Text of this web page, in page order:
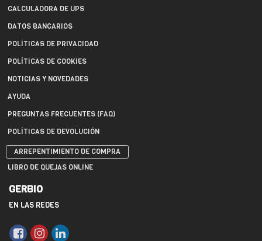
CALCULADORA DE UPS
DATOS BANCARIOS
POLÍTICAS DE PRIVACIDAD
POLÍTICAS DE COOKIES
NOTICIAS Y NOVEDADES
AYUDA
PREGUNTAS FRECUENTES (FAQ)
POLÍTICAS DE DEVOLUCIÓN
ARREPENTIMIENTO DE COMPRA
LIBRO DE QUEJAS ONLINE
GERBIO
EN LAS REDES